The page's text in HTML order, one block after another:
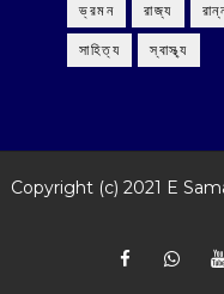
ভ্রমন রাজ্য
সাহিত্য স্বাস্থ্য
Copyright (c) 2021 E